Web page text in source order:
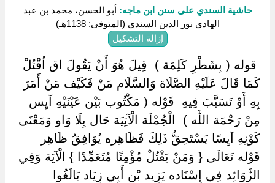
حاشية السندي على سنن ابن ماجه: أبو الحسن، محمد بن عبد
الهادي نور الدين السندي (المتوفى: 1138هـ)
إزالة التشكيل
‏ ‏قوله ( بِشَطْرِ كَلِمَة ) ‏ ‏قِيلَ هُوَ أَنْ يَقُولَ اق اُقْتُلْ
كَمَا قَالَ عَلَيْهِ الصَّلَاة وَالسَّلَام مَنْ فَكَيْف مَنْ أَمَرَ
بِهِ أَوْ تَسَبَّبَ فِيهِ ‏ ‏قَوْله ( مَكْتُوب بَيْن عَيْنَيْهِ آيِس
مِنْ رَحْمَة اللَّه ) ‏ ‏الْجُمْلَة الْآتِيَة حَال بِلَا وَاو وَمَعْنَى
كَوْنِهِ آيِسًا يَسْتَحِقُّ ذَلِكَ فَظَاهِره يُوَافِقُ ظَاهِر
قَوْله تَعَالَى { وَمَنْ يَقْتُلْ مُؤْمِنًا مُتَعَمِّدًا } الْآيَة وَفِي
الزَّوَائِد فِي إِسْنَاده يَزِيد بْن أَبِي زِيَاد بَالَغُوا